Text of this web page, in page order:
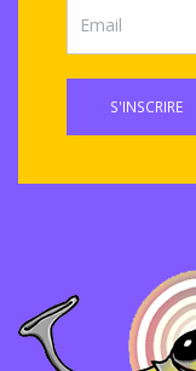
S'INSCRIRE